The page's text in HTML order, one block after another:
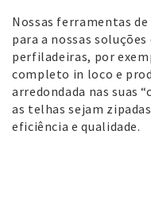
Nossas ferramentas
para a nossas
perfiladeiras, por
completo in loco e
arredondada nas suas
as telhas sejam
eficiência e qualidade.